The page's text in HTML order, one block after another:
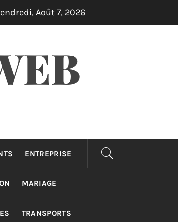
outdoor qui transforment votre jardin en oasis
Août 7, 2026
ENTREPRISE
MARIAGE
TRANSPORTS